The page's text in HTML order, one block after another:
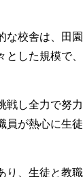
な校舎は、田
とした規模で
戦し全力で努
員が熱心に生
り、生徒と教